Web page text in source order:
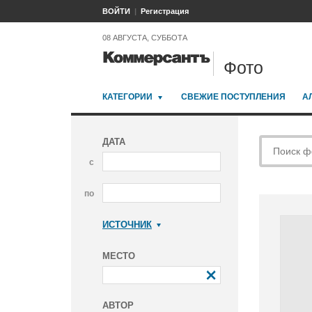
ВОЙТИ Регистрация
08 АВГУСТА, СУББОТА
Фото
КАТЕГОРИИ СВЕЖИЕ ПОСТУПЛЕНИЯ
ДАТА
с
по
ИСТОЧНИК
МЕСТО
АВТОР